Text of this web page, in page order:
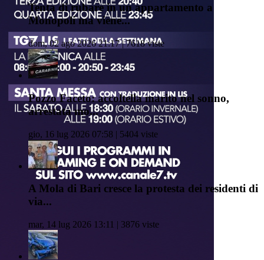
Tenta di rubare in un appartamento a
Monopoli ma viene...
dom, 02 ago 2026 21:17 | 7618 viste
Pozzo Faceto: accoltella marito nel sonno,
arrestata mo...
gio, 16 lug 2026 07:58 | 5404 viste
A Mola di Bari cresce la protesta dei residenti di
via...
mar, 14 lug 2026 13:11 | 3876 viste